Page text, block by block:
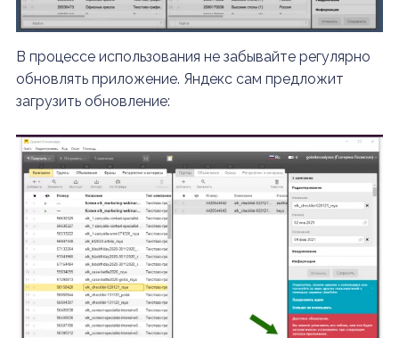
В процессе использования не забывайте регулярно
обновлять приложение. Яндекс сам предложит
загрузить обновление: